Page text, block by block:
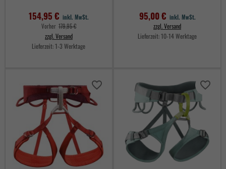
154,95 € inkl. MwSt.
Vorher Verkaufspreis
179,95 €
zzgl. Versand
Lieferzeit:1-3 Werktage
95,00 € inkl. MwSt.
zzgl. Versand
Lieferzeit:10-14 Werktage
favorite_border favorite_border